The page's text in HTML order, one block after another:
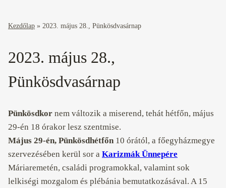
Kezdőlap » 2023. május 28., Pünkösdvasárnap
2023. május 28.,
Pünkösdvasárnap
Pünkösdkor nem változik a miserend, tehát hétfőn, május
29-én 18 órakor lesz szentmise.
Május 29-én, Pünkösdhétfőn 10 órától, a főegyházmegye
szervezésében kerül sor a Karizmák Ünnepére
Máriaremetén, családi programokkal, valamint sok
lelkiségi mozgalom és plébánia bemutatkozásával. A 15